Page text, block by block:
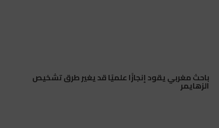
باحث مغربي يقود إنجازًا علميًا قد يغير طرق تشخيص
الزهايمر